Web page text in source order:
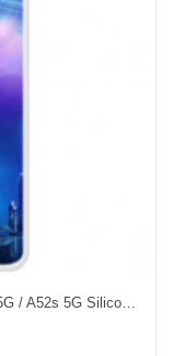
Hoesje voor Samsung Galaxy A52 4G / A52 5G / A52s 5G Siliconen Stad